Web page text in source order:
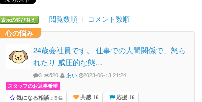
表示の並び替え 閲覧数順
コメント数順
心の悩み
24歳会社員です。 仕事での人間関係で、怒ら
れたり 威圧的な態…
3 520 あい 2023-06-13 21:24
スタッフのお返事希望
気になる相談に登録 共感 16 応援 16